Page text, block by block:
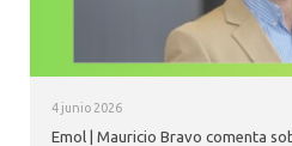
4 junio 2026
Emol | Mauricio Bravo comenta